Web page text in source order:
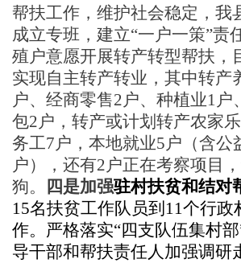
帮扶工作，维护社会稳定，我
成立专班，建立“一户一策”责
殖户意愿开展转产转型帮扶，
实现自主转产转业，其中转产
户、经商零售2户、种植业1户
包2户，转产或计划转产农家
务工7户，本地就业5户（含公
户），还有2户正在考察项目
狗。
四是加强驻村扶贫和结对
15名扶贫工作队员到11个行政
作。严格落实“四支队伍集村
导干部和帮扶责任人加强调研